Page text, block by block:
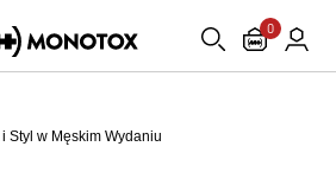
0
Styl w Męskim Wydaniu